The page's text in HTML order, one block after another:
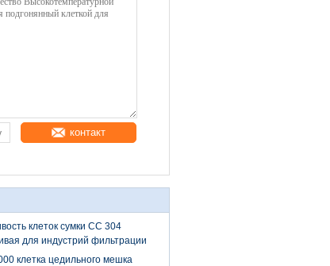
контакт
клеток сумки СС 304
для индустрий фильтрации
клетка цедильного мешка